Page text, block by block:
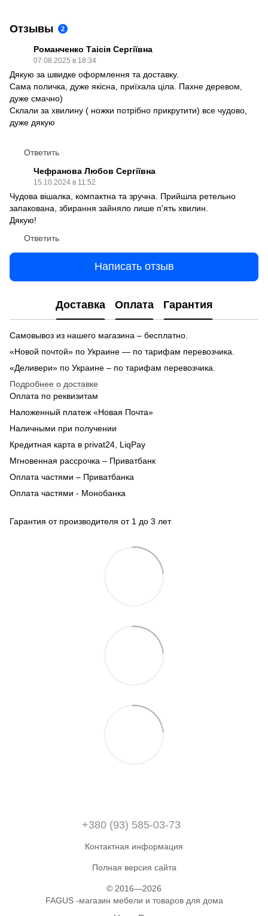
Отзывы 2
Романченко Таісія Сергіївна
07.08.2025 в 18:34
Дякую за швидке оформлення та доставку.
Сама поличка, дуже якісна, приїхала ціла. Пахне деревом,
дуже смачно)
Склали за хвилину ( ножки потрібно прикрутити) все чудово,
дуже дякую
Ответить
Чефранова Любов Сергіївна
15.10.2024 в 11:52
Чудова вішалка, компактна та зручна. Прийшла ретельно
запакована, збирання зайняло лише п'ять хвилин.
Дякую!
Ответить
Написать отзыв
Доставка Оплата Гарантия
Самовывоз из нашего магазина – бесплатно.
«Новой почтой» по Украине — по тарифам перевозчика.
«Деливери» по Украине – по тарифам перевозчика.
Подробнее о доставке
Оплата по реквизитам
Наложенный платеж «Новая Почта»
Наличными при получении
Кредитная карта в privat24, LiqPay
Мгновенная рассрочка – Приватбанк
Оплата частями – Приватбанка
Оплата частями - Монобанка
Гарантия от производителя от 1 до 3 лет
+380 (93) 585-03-73
Контактная информация
Полная версия сайта
© 2016—2026
FAGUS -магазин мебели и товаров для дома